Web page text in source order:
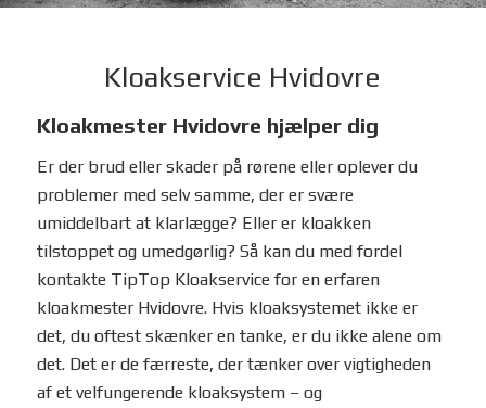
Kloakservice Hvidovre
Kloakmester Hvidovre hjælper dig
Er der brud eller skader på rørene eller oplever du
problemer med selv samme, der er svære
umiddelbart at klarlægge? Eller er kloakken
tilstoppet og umedgørlig? Så kan du med fordel
kontakte TipTop Kloakservice for en erfaren
kloakmester Hvidovre. Hvis kloaksystemet ikke er
det, du oftest skænker en tanke, er du ikke alene om
det. Det er de færreste, der tænker over vigtigheden
af et velfungerende kloaksystem – og